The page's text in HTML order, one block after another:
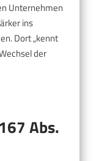
Unternehmen
ins
Dort „kennt
der
Abs.